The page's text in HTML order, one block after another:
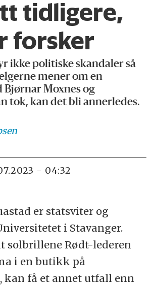
tidligere,
forsker
ikke politiske skandaler så
mener om en
Bjørnar Moxnes og
tok, kan det bli annerledes.
- 04:32
er statsviter og
i Stavanger.
solbrillene Rødt-lederen
i en butikk på
kan få et annet utfall enn